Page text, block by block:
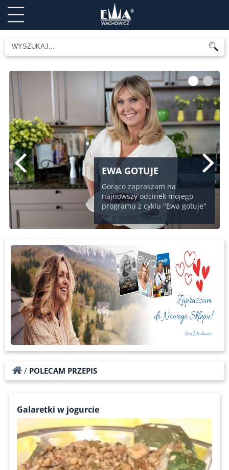
EWA GOTUJE
Gorąco zapraszam na
najnowszy odcinek mojego
programu z cyklu "Ewa gotuje"
1 2
/ POLECAM PRZEPIS
Galaretki w jogurcie